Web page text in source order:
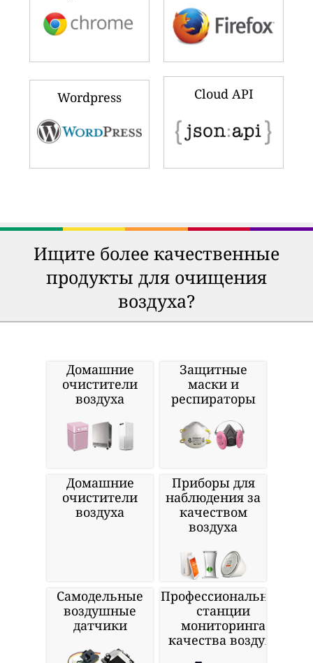
Wordpress Cloud API
Ищите более качественные
продукты для очищения
воздуха?
Домашние
очистители
воздуха
Защитные
маски и
респираторы
Домашние
очистители
воздуха
Приборы для
наблюдения за
качеством
воздуха
Самодельные
воздушные
датчики
Профессиональные
станции
мониторинга
качества воздуха